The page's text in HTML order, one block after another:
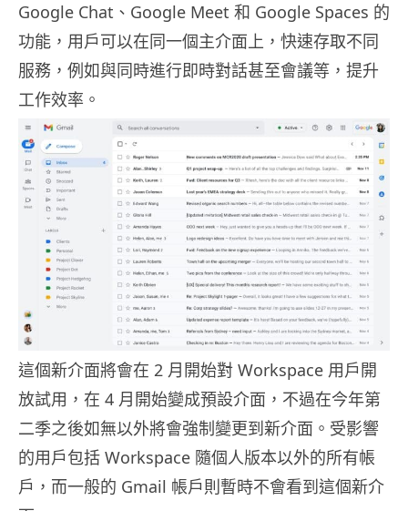
Google Chat、Google Meet 和 Google Spaces 的
功能，用戶可以在同一個主介面上，快速存取不同
服務，例如與同時進行即時對話甚至會議等，提升
工作效率。
這個新介面將會在 2 月開始對 Workspace 用戶開
放試用，在 4 月開始變成預設介面，不過在今年第
二季之後如無以外將會強制變更到新介面。受影響
的用戶包括 Workspace 隨個人版本以外的所有帳
戶，而一般的 Gmail 帳戶則暫時不會看到這個新介